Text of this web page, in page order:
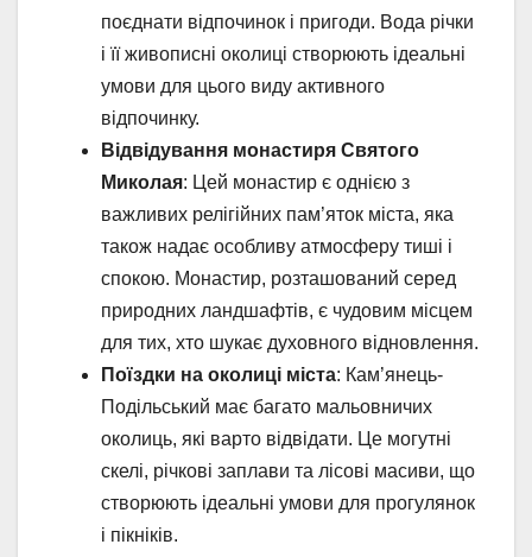
поєднати відпочинок і пригоди. Вода річки
і її живописні околиці створюють ідеальні
умови для цього виду активного
відпочинку.
Відвідування монастиря Святого
Миколая: Цей монастир є однією з
важливих релігійних пам’яток міста, яка
також надає особливу атмосферу тиші і
спокою. Монастир, розташований серед
природних ландшафтів, є чудовим місцем
для тих, хто шукає духовного відновлення.
Поїздки на околиці міста: Кам’янець-
Подільський має багато мальовничих
околиць, які варто відвідати. Це могутні
скелі, річкові заплави та лісові масиви, що
створюють ідеальні умови для прогулянок
і пікніків.